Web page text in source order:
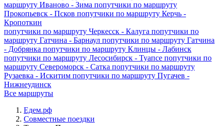
маршруту Иваново - Зима попутчики по маршруту
Прокопьевск - Псков попутчики по маршруту Керчь -
Кропоткин
попутчики по маршруту Черкесск - Калуга попутчики по
маршруту Гатчина - Барнаул попутчики по маршруту Гатчина
- Добрянка попутчики по маршруту Клинцы - Лабинск
попутчики по маршруту Лесосибирск - Туапсе попутчики по
маршруту Североморск - Сатка попутчики по маршруту
Рузаевка - Искитим попутчики по маршруту Пугачев -
Нижнеудинск
Все маршруты
Едем.рф
Совместные поездки